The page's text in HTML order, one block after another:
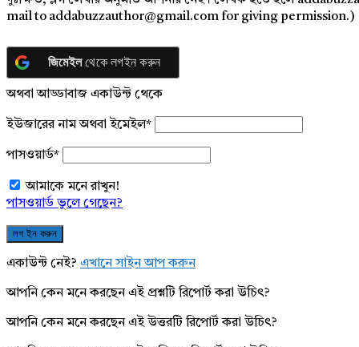
mail to addabuzzauthor@gmail.com for giving permission.)
জিমেইলথেকে লগইন করুন
অথবা আড্ডাবাজ একাউন্ট থেকে
ইউজারের নাম অথবা ইমেইল*
পাসওয়ার্ড*
আমাকে মনে রাখুন!
পাসওয়ার্ড ভুলে গেছেন?
একাউন্ট নেই? এখানে সাইন আপ করুন
আপনি কেন মনে করছেন এই প্রশ্নটি রিপোর্ট করা উচিৎ?
আপনি কেন মনে করছেন এই উত্তরটি রিপোর্ট করা উচিৎ?